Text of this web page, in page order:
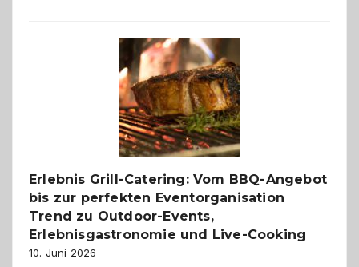
–
die
Gelegenheit,
neue
Reiseziele
zu
entdecken
Erlebnis Grill-Catering: Vom BBQ-Angebot
bis zur perfekten Eventorganisation
Trend zu Outdoor-Events,
Erlebnisgastronomie und Live-Cooking
10. Juni 2026